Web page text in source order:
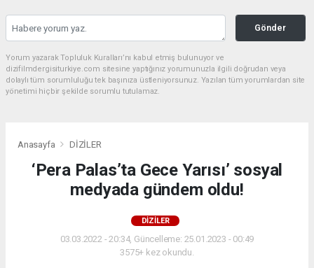
Gönder
Yorum yazarak Topluluk Kuralları’nı kabul etmiş bulunuyor ve
dizifilmdergisiturkiye.com sitesine yaptığınız yorumunuzla ilgili doğrudan veya
dolaylı tüm sorumluluğu tek başınıza üstleniyorsunuz. Yazılan tüm yorumlardan site
yönetimi hiçbir şekilde sorumlu tutulamaz.
Anasayfa DİZİLER
‘Pera Palas’ta Gece Yarısı’ sosyal
medyada gündem oldu!
DİZİLER
03.03.2022 - 20:34, Güncelleme: 25.01.2023 - 00:49
3575+ kez okundu.